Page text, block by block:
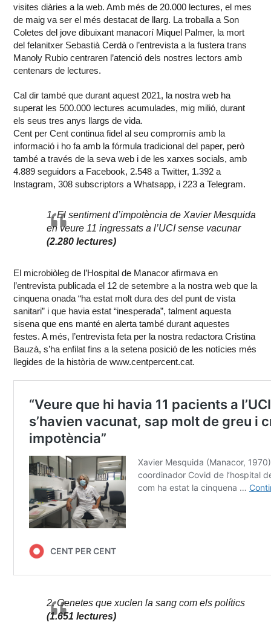
visites diàries a la web. Amb més de 20.000 lectures, el mes
de maig va ser el més destacat de llarg. La troballa a Son
Coletes del jove dibuixant manacorí Miquel Palmer, la mort
del felanitxer Sebastià Cerdà o l’entrevista a la fustera trans
Manoly Rubio centraren l’atenció dels nostres lectors amb
centenars de lectures.
Cal dir també que durant aquest 2021, la nostra web ha
superat les 500.000 lectures acumulades, mig milió, durant
els seus tres anys llargs de vida.
Cent per Cent continua fidel al seu compromís amb la
informació i ho fa amb la fórmula tradicional del paper, però
també a través de la seva web i de les xarxes socials, amb
4.889 seguidors a Facebook, 2.548 a Twitter, 1.392 a
Instagram, 308 subscriptors a Whatsapp, i 223 a Telegram.
1. El sentiment d’impotència de Xavier Mesquida
en veure 11 ingressats a l’UCI sense vacunar
(2.280 lectures)
El microbiòleg de l’Hospital de Manacor afirmava en
l’entrevista publicada el 12 de setembre a la nostra web que la
cinquena onada “ha estat molt dura des del punt de vista
sanitari” i que havia estat “inesperada”, talment aquesta
sisena que ens manté en alerta també durant aquestes
festes. A més, l’entrevista feta per la nostra redactora Cristina
Bauzà, s’ha enfilat fins a la setena posició de les notícies més
llegides de la història de www.centpercent.cat.
2. Genetes que xuclen la sang com els polítics
(1.651 lectures)